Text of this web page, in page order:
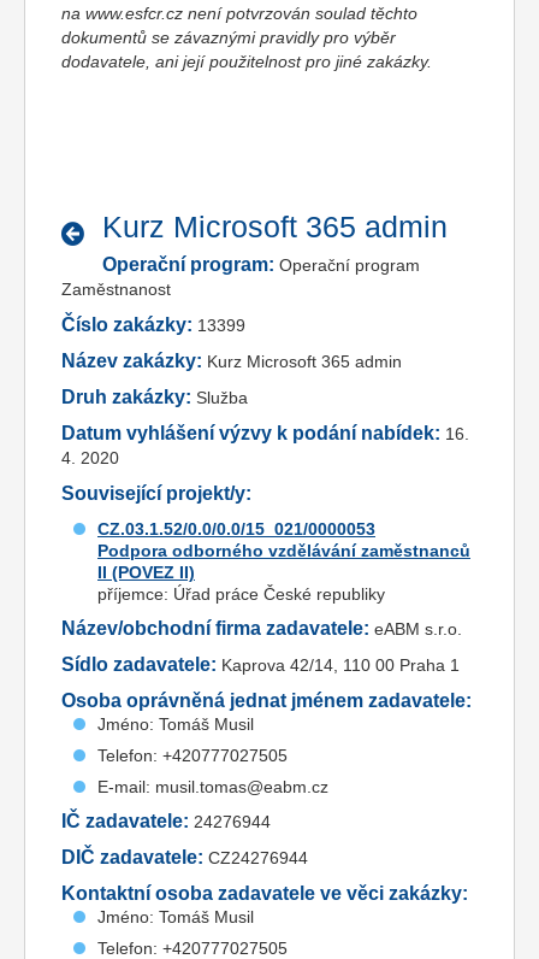
na www.esfcr.cz není potvrzován soulad těchto
dokumentů se závaznými pravidly pro výběr
dodavatele, ani její použitelnost pro jiné zakázky.
Kurz Microsoft 365 admin
Operační program: Operační program
Zaměstnanost
Číslo zakázky: 13399
Název zakázky: Kurz Microsoft 365 admin
Druh zakázky: Služba
Datum vyhlášení výzvy k podání nabídek: 16.
4. 2020
Související projekt/y:
CZ.03.1.52/0.0/0.0/15_021/0000053
Podpora odborného vzdělávání zaměstnanců
II (POVEZ II)
příjemce: Úřad práce České republiky
Název/obchodní firma zadavatele: eABM s.r.o.
Sídlo zadavatele: Kaprova 42/14, 110 00 Praha 1
Osoba oprávněná jednat jménem zadavatele:
Jméno: Tomáš Musil
Telefon: +420777027505
E-mail: musil.tomas@eabm.cz
IČ zadavatele: 24276944
DIČ zadavatele: CZ24276944
Kontaktní osoba zadavatele ve věci zakázky:
Jméno: Tomáš Musil
Telefon: +420777027505